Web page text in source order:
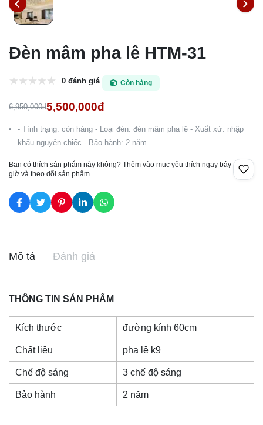
Đèn mâm pha lê HTM-31
0 đánh giá Còn hàng
6,950,000đ5,500,000đ
- Tình trạng: còn hàng - Loại đèn: đèn mâm pha lê - Xuất xứ: nhập
khẩu nguyên chiếc - Bảo hành: 2 năm
Bạn có thích sản phẩm này không? Thêm vào mục yêu thích ngay bây
giờ và theo dõi sản phẩm.
Mô tả Đánh giá
THÔNG TIN SẢN PHẨM
Kích thước đường kính 60cm
Chất liệu pha lê k9
Chế độ sáng 3 chế độ sáng
Bảo hành 2 năm